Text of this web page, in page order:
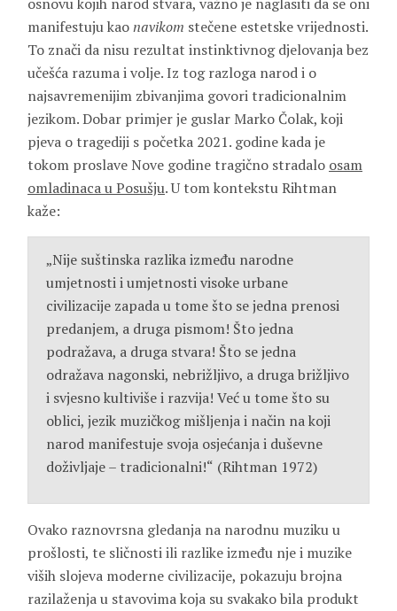
manifestuju kaonavikom stečene estetske vrijednosti.
To znači da nisu rezultat instinktivnog djelovanja bez
učešća razuma i volje. Iz tog razloga narod i o
najsavremenijim zbivanjima govori tradicionalnim
jezikom. Dobar primjer je guslar Marko Čolak, koji
pjeva o tragediji s početka 2021. godine kada je
tokom proslave Nove godine tragično stradalo osam
omladinaca u Posušju. U tom kontekstu Rihtman
kaže:
„Nije suštinska razlika između narodne
umjetnosti i umjetnosti visoke urbane
civilizacije zapada u tome što se jedna prenosi
predanjem, a druga pismom! Što jedna
podražava, a druga stvara! Što se jedna
odražava nagonski, nebrižljivo, a druga brižljivo
i svjesno kultiviše i razvija! Već u tome što su
oblici, jezik muzičkog mišljenja i način na koji
narod manifestuje svoja osjećanja i duševne
doživljaje – tradicionalni!“ (Rihtman 1972)
Ovako raznovrsna gledanja na narodnu muziku u
prošlosti, te sličnosti ili razlike između nje i muzike
viših slojeva moderne civilizacije, pokazuju brojna
razilaženja u stavovima koja su svakako bila produkt